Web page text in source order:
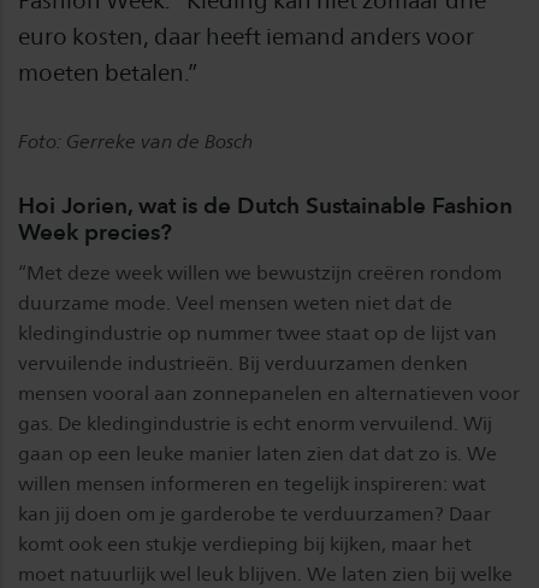
euro kosten, daar heeft iemand anders voor
moeten betalen.”
Foto: Gerreke van de Bosch
Hoi Jorien, wat is de Dutch Sustainable Fashion
Week precies?
“Met deze week willen we bewustzijn creëren rondom
duurzame mode. Veel mensen weten niet dat de
kledingindustrie op nummer twee staat op de lijst van
vervuilende industrieën. Bij verduurzamen denken
mensen vooral aan zonnepanelen en alternatieven voor
gas. De kledingindustrie is echt enorm vervuilend. Wij
gaan op een leuke manier laten zien dat dat zo is. We
willen mensen informeren en tegelijk inspireren: wat
kan jij doen om je garderobe te verduurzamen? Daar
komt ook een stukje verdieping bij kijken, maar het
moet natuurlijk wel leuk blijven. We laten zien bij welke